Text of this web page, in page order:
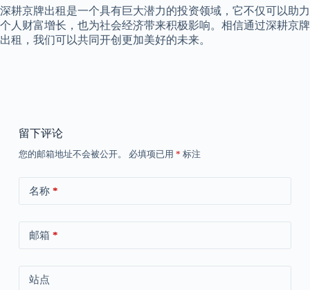
深耕京牌出租是一个具有巨大潜力的投资领域，它不仅可以助力
个人财富增长，也为社会经济带来积极影响。相信通过深耕京牌
出租，我们可以共同开创更加美好的未来。
留下评论
您的邮箱地址不会被公开。 必填项已用 * 标注
名称*
邮箱 *
站点